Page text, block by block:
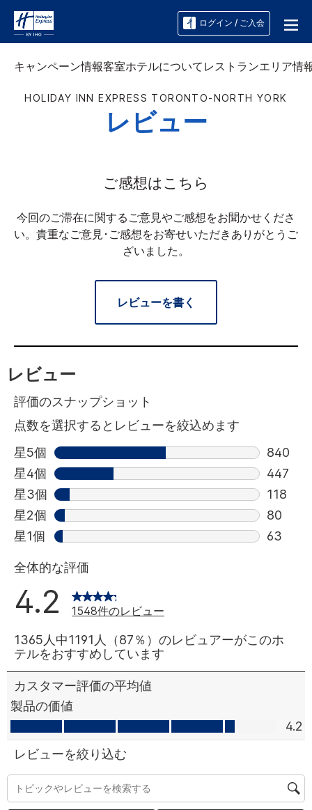
ログイン / ご入会
キャンペーン情報客室ホテルについて レストランエリア情
HOLIDAY INN EXPRESS TORONTO-NORTH YORK
レビュー
ご感想はこちら
今回のご滞在に関するご意見やご感想をお聞かせくださ
い。貴重なご意見･ご感想をお寄せいただきありがとうご
ざいました。
レビューを書く